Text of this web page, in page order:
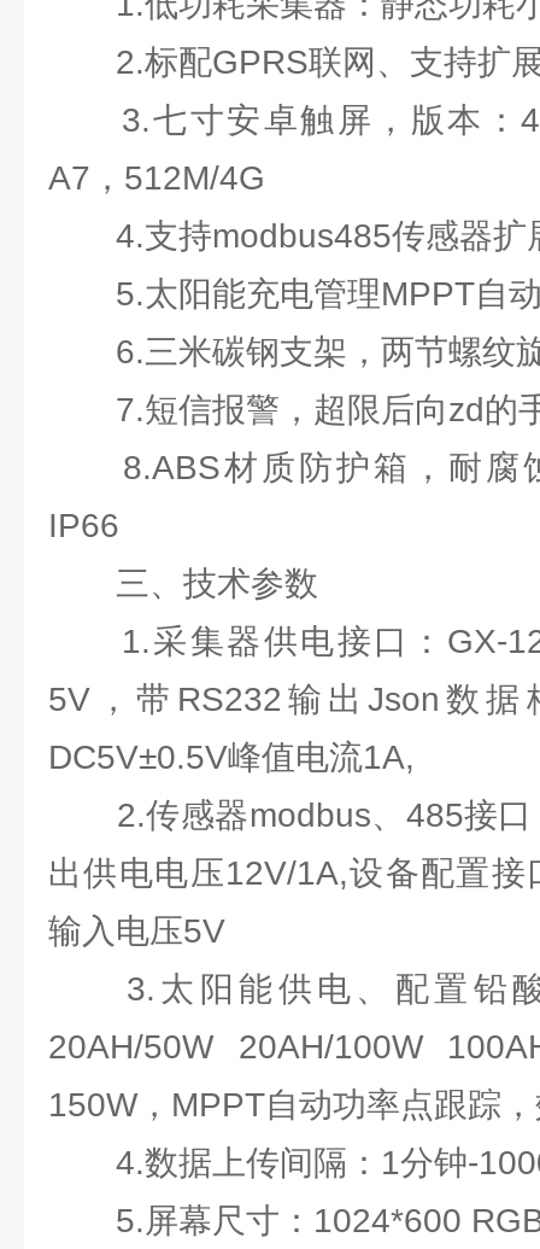
2.标配GPRS联网、支持扩展
3.七寸安卓触屏，版本：
A7，512M/4G
4.支持modbus485传感器扩
5.太阳能充电管理MPPT自动
6.三米碳钢支架，两节螺纹
7.短信报警，超限后向zd的
8.ABS材质防护箱，耐腐
IP66
三、技术参数
1.采集器供电接口：GX-
5V，带RS232输出Json数
DC5V±0.5V峰值电流1A,
2.传感器modbus、485接口
出供电电压12V/1A,设备配置接
输入电压5V
3.太阳能供电、配置铅酸
20AH/50W 20AH/100W
150W，MPPT自动功率点跟踪
4.数据上传间隔：1分钟-
5.屏幕尺寸：1024*600